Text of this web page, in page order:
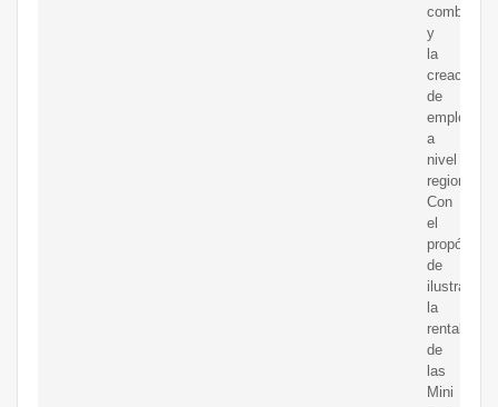
y
la
creación
de
empleos
a
nivel
regional.
Con
el
propósito
de
ilustrar
la
de
las
Mini